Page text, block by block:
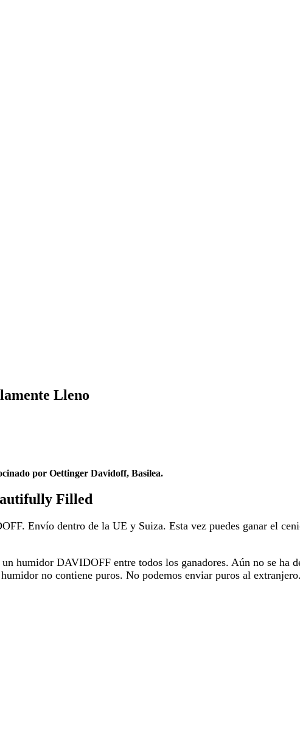
Lleno
por Oettinger Davidoff, Basilea.
Filled
Envío dentro de la UE y Suiza. Esta vez puedes ganar el
humidor DAVIDOFF entre todos los ganadores. Aún no se ha
no contiene puros. No podemos enviar puros al extranjero.